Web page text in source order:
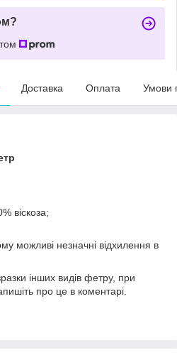
Доставка Оплата Умови
віскоза;
можливі незначні відхилення в
інших видів фетру, при
про це в коментарі.